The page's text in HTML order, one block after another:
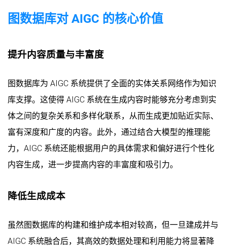
图数据库对 AIGC 的核心价值
提升内容质量与丰富度
图数据库为 AIGC 系统提供了全面的实体关系网络作为知识
库支撑。这使得 AIGC 系统在生成内容时能够充分考虑到实
体之间的复杂关系和多样化联系，从而生成更加贴近实际、
富有深度和广度的内容。此外，通过结合大模型的推理能
力，AIGC 系统还能根据用户的具体需求和偏好进行个性化
内容生成，进一步提高内容的丰富度和吸引力。
降低生成成本
虽然图数据库的构建和维护成本相对较高，但一旦建成并与
AIGC 系统融合后，其高效的数据处理和利用能力将显著降